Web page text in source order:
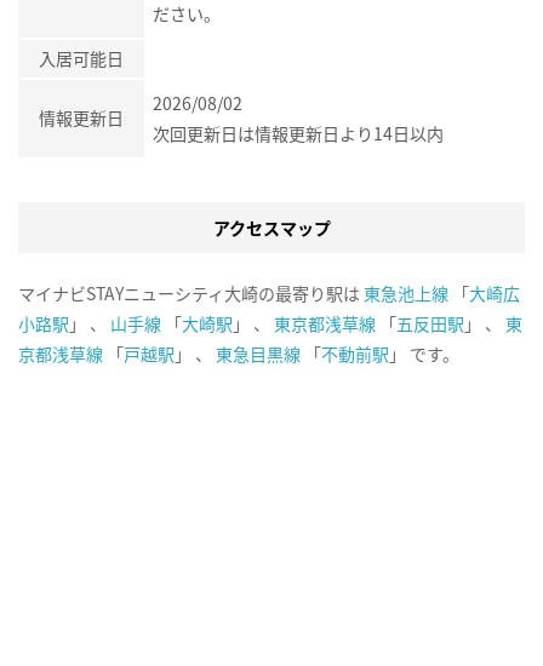
ださい。
入居可能日
情報更新日
2026/08/02
次回更新日は情報更新日より14日以内
アクセスマップ
マイナビSTAYニューシティ大崎の最寄り駅は 東急池上線 「大崎広
小路駅 」 、 山手線 「大崎駅 」 、 東京都浅草線 「五反田駅 」 、 東
京都浅草線 「戸越駅 」 、 東急目黒線 「不動前駅 」 です。